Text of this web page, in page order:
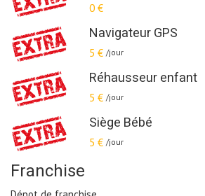
0 €
Navigateur GPS
5 € /jour
Réhausseur enfant
5 € /jour
Siège Bébé
5 € /jour
Franchise